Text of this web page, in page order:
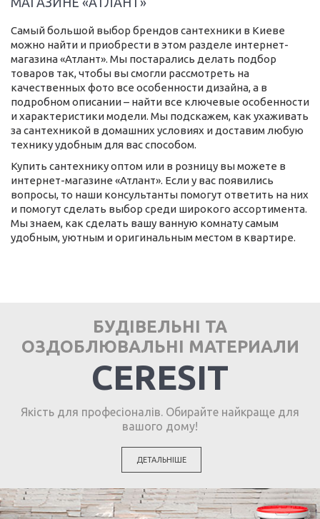
Самый большой выбор брендов сантехники в Киеве
можно найти и приобрести в этом разделе интернет-
магазина «Атлант». Мы постарались делать подбор
товаров так, чтобы вы смогли рассмотреть на
качественных фото все особенности дизайна, а в
подробном описании – найти все ключевые особенности
и характеристики модели. Мы подскажем, как ухаживать
за сантехникой в домашних условиях и доставим любую
технику удобным для вас способом.
Купить сантехнику оптом или в розницу вы можете в
интернет-магазине «Атлант». Если у вас появились
вопросы, то наши консультанты помогут ответить на них
и помогут сделать выбор среди широкого ассортимента.
Мы знаем, как сделать вашу ванную комнату самым
удобным, уютным и оригинальным местом в квартире.
БУДІВЕЛЬНІ ТА
ОЗДОБЛЮВАЛЬНІ МАТЕРИАЛИ
CERESIT
Якість для професіоналів. Обирайте найкраще для
вашого дому!
ДЕТАЛЬНІШЕ